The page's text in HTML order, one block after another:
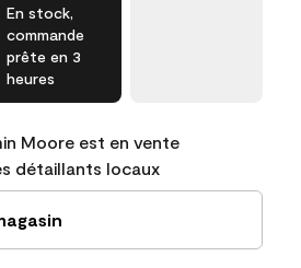
En stock,
commande
prête en 3
heures
Moore est en vente
détaillants locaux